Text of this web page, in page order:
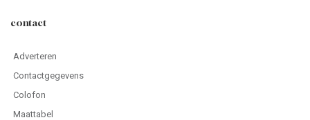
contact
Adverteren
Contactgegevens
Colofon
Maattabel